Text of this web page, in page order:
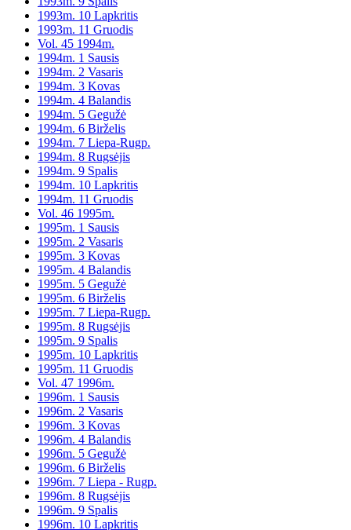
1993m. 10 Lapkritis
1993m. 11 Gruodis
Vol. 45 1994m.
1994m. 1 Sausis
1994m. 2 Vasaris
1994m. 3 Kovas
1994m. 4 Balandis
1994m. 5 Gegužė
1994m. 6 Birželis
1994m. 7 Liepa-Rugp.
1994m. 8 Rugsėjis
1994m. 9 Spalis
1994m. 10 Lapkritis
1994m. 11 Gruodis
Vol. 46 1995m.
1995m. 1 Sausis
1995m. 2 Vasaris
1995m. 3 Kovas
1995m. 4 Balandis
1995m. 5 Gegužė
1995m. 6 Birželis
1995m. 7 Liepa-Rugp.
1995m. 8 Rugsėjis
1995m. 9 Spalis
1995m. 10 Lapkritis
1995m. 11 Gruodis
Vol. 47 1996m.
1996m. 1 Sausis
1996m. 2 Vasaris
1996m. 3 Kovas
1996m. 4 Balandis
1996m. 5 Gegužė
1996m. 6 Birželis
1996m. 7 Liepa - Rugp.
1996m. 8 Rugsėjis
1996m. 9 Spalis
1996m. 10 Lapkritis